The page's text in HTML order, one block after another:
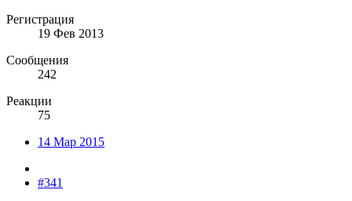
Регистрация
19 Фев 2013
Сообщения
242
Реакции
75
14 Мар 2015
#341